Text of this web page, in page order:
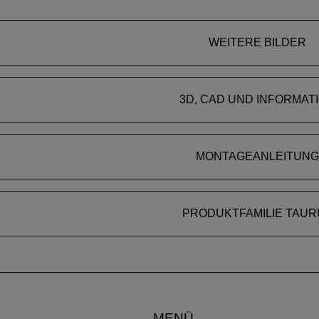
WEITERE BILDER
3D, CAD UND
MONTAGEANLEITUNG
PRODUKTFAMILIE